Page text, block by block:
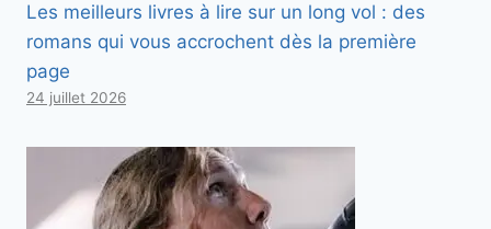
Les meilleurs livres à lire sur un long vol : des
romans qui vous accrochent dès la première
page
24 juillet 2026